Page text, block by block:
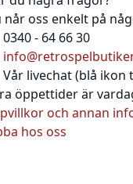
når oss enkelt på
0340 - 64 66 30
Vår livechat (blå ikon
öppettider är
och annan
hos oss